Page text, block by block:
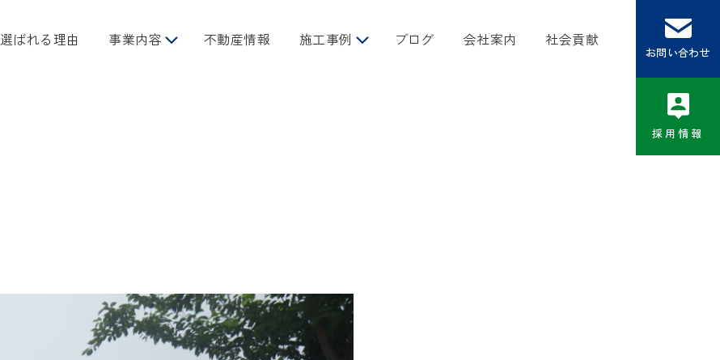
選ばれる理由 事業内容 不動産情報 施工事例 ブログ 会社案内 社会貢献
お問い合わせ
採用情報